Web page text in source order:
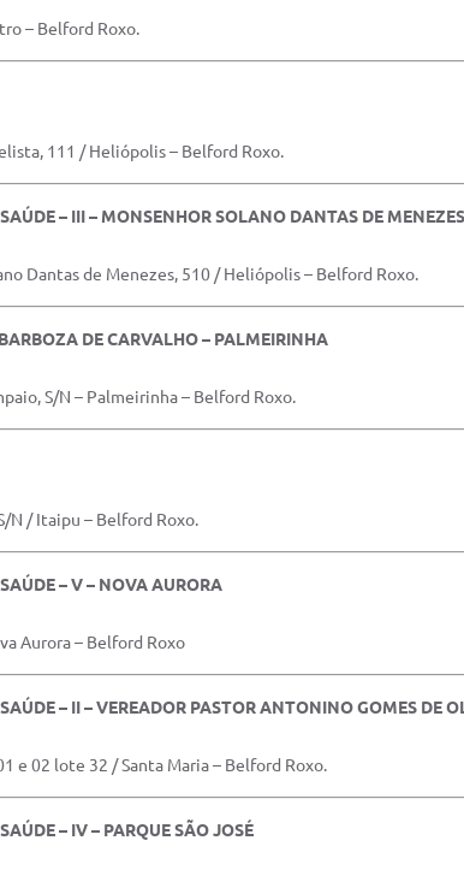
– Belford Roxo.
111 / Heliópolis – Belford Roxo.
– III – MONSENHOR SOLANO DANTAS DE
Dantas de Menezes, 510 / Heliópolis – Belford Roxo.
DE CARVALHO – PALMEIRINHA
S/N – Palmeirinha – Belford Roxo.
N / Itaipu – Belford Roxo.
– V – NOVA AURORA
Aurora – Belford Roxo
– II – VEREADOR PASTOR ANTONINO GOMES DE
e 02 lote 32 / Santa Maria – Belford Roxo.
– IV – PARQUE SÃO JOSÉ